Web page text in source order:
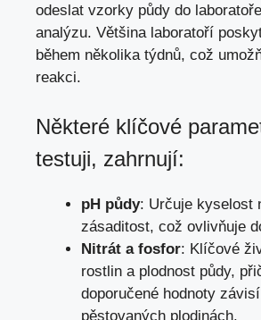
odeslat vzorky půdy do
analýzu. Většina laboratoří
během několika týdnů, což
reakci.
Některé klíčové
testuji, zahrnují:
pH půdy: Určuje kyselost
zásaditost, což ovlivňuje
Nitrát a fosfor: Klíčové
rostlin a plodnost půdy,
doporučené hodnoty
pěstovaných plodinách.